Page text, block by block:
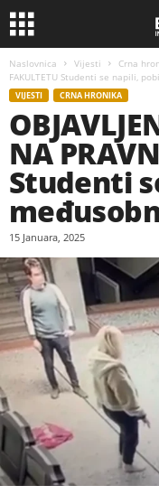
Naslovnica Vijesti Crna
FAKULTETU Studenti se napili,
VIJESTI CRNA HRONIKA
NA
Studenti
15 Januara, 2025